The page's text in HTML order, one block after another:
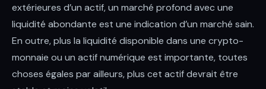
extérieures d’un actif, un marché profond avec une
liquidité abondante est une indication d’un marché sain.
En outre, plus la liquidité disponible dans une crypto-
monnaie ou un actif numérique est importante, toutes
choses égales par ailleurs, plus cet actif devrait être